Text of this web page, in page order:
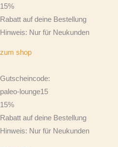
15%
Rabatt auf deine Bestellung
Hinweis: Nur für Neukunden
zum shop
Gutscheincode:
paleo-lounge15
15%
Rabatt auf deine Bestellung
Hinweis: Nur für Neukunden